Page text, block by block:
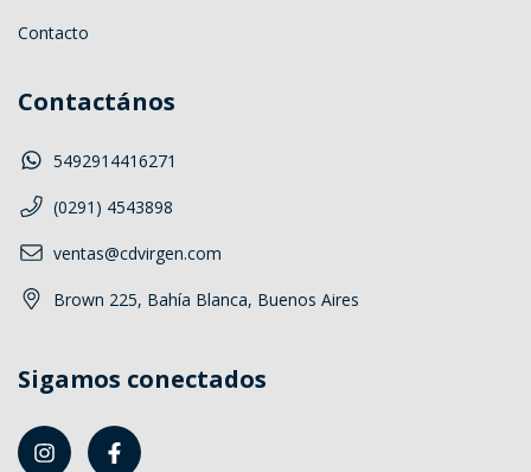
Contacto
Contactános
5492914416271
(0291) 4543898
ventas@cdvirgen.com
Brown 225, Bahía Blanca, Buenos Aires
Sigamos conectados